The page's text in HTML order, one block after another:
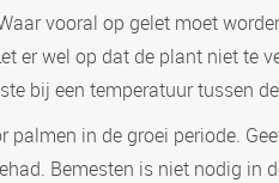
vooral op gelet moet
er wel op dat de plant niet te
bij een temperatuur tussen
palmen in de groei periode.
Bemesten is niet nodig in